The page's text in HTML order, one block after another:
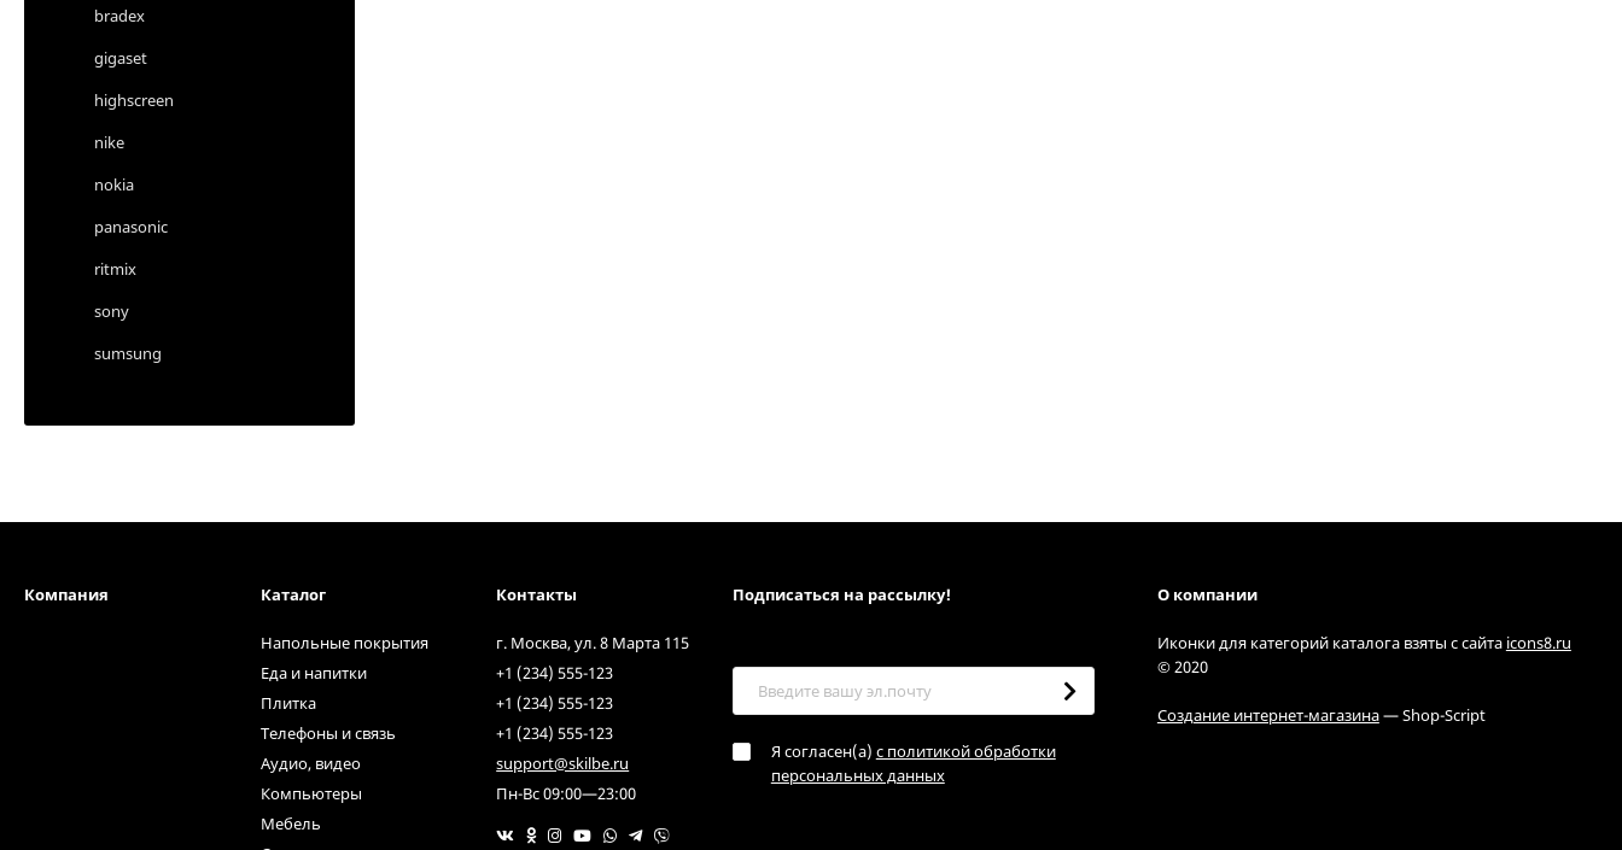
bradex
gigaset
highscreen
nike
nokia
panasonic
ritmix
sony
sumsung
Компания Каталог
Напольные покрытия
Еда и напитки
Плитка
Телефоны и связь
Аудио, видео
Компьютеры
Мебель
Контакты
г. Москва, ул. 8 Марта 115
+1 (234) 555-123
+1 (234) 555-123
+1 (234) 555-123
support@skilbe.ru
Пн-Вс 09:00—23:00
Подписаться на рассылкy!
Я согласен(a) с политикой обработки
персональных данных
О компании
Иконки для категорий каталога взяты с сайта icons8.ru
© 2020
Создание интернет-магазина— Shop-Script